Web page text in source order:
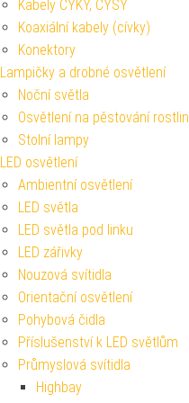
Kabely CYKY, CYSY
Koaxiální kabely (cívky)
Konektory
Lampičky a drobné osvětlení
Noční světla
Osvětlení na pěstování rostlin
Stolní lampy
LED osvětlení
Ambientní osvětlení
LED světla
LED světla pod linku
LED zářivky
Nouzová svítidla
Orientační osvětlení
Pohybová čidla
Příslušenství k LED světlům
Průmyslová svítidla
Highbay